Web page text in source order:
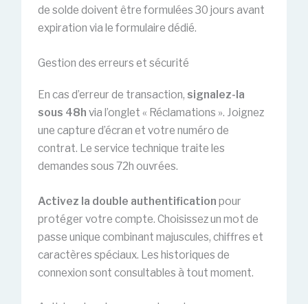
de solde doivent être formulées 30 jours avant
expiration via le formulaire dédié.
Gestion des erreurs et sécurité
En cas d’erreur de transaction, signalez-la
sous 48h via l’onglet « Réclamations ». Joignez
une capture d’écran et votre numéro de
contrat. Le service technique traite les
demandes sous 72h ouvrées.
Activez la double authentification pour
protéger votre compte. Choisissez un mot de
passe unique combinant majuscules, chiffres et
caractères spéciaux. Les historiques de
connexion sont consultables à tout moment.